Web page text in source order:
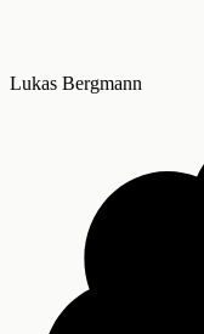
Lukas Bergmann